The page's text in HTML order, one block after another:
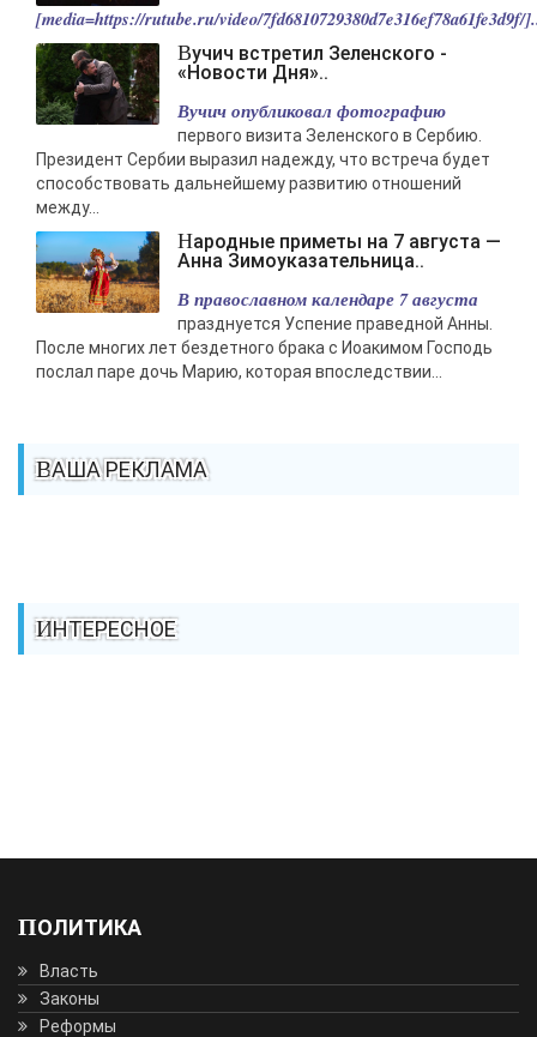
[media=https://rutube.ru/video/7fd6810729380d7e316ef78a61fe3d9f/
Вучич встретил Зеленского -
«Новости Дня»..
Вучич опубликовал фотографию
первого визита Зеленского в Сербию.
Президент Сербии выразил надежду, что встреча будет
способствовать дальнейшему развитию отношений
между...
Народные приметы на 7 августа —
Анна Зимоуказательница..
В православном календаре 7 августа
празднуется Успение праведной Анны.
После многих лет бездетного брака с Иоакимом Господь
послал паре дочь Марию, которая впоследствии...
ВАША РЕКЛАМА
ИНТЕРЕСНОЕ
ПОЛИТИКА
Власть
Законы
Реформы